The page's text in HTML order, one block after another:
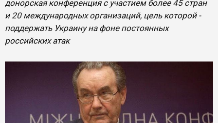
донорская конференция с участием более 45 стран
и 20 международных организаций, цель которой -
поддержать Украину на фоне постоянных
российских атак